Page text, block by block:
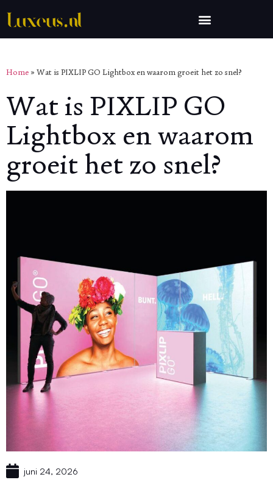
Home » Wat is PIXLIP GO Lightbox en waarom groeit het zo snel?
Wat is PIXLIP GO
Lightbox en waarom
groeit het zo snel?
juni 24, 2026